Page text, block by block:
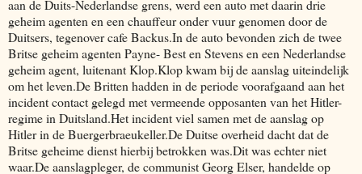
aan de Duits-Nederlandse grens, werd een auto met daarin drie
geheim agenten en een chauffeur onder vuur genomen door de
Duitsers, tegenover cafe Backus.In de auto bevonden zich de twee
Britse geheim agenten Payne- Best en Stevens en een Nederlandse
geheim agent, luitenant Klop.Klop kwam bij de aanslag uiteindelijk
om het leven.De Britten hadden in de periode voorafgaand aan het
incident contact gelegd met vermeende opposanten van het Hitler-
regime in Duitsland.Het incident viel samen met de aanslag op
Hitler in de Buergerbraeukeller.De Duitse overheid dacht dat de
Britse geheime dienst hierbij betrokken was.Dit was echter niet
waar.De aanslagpleger, de communist Georg Elser, handelde op